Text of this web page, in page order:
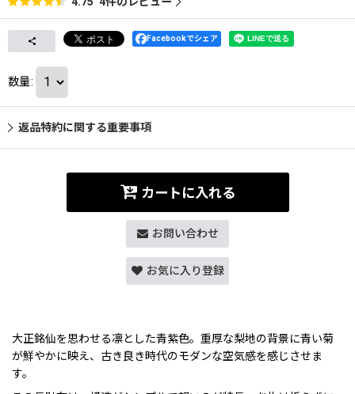
Facebookでシェア
数量:
返品特約に関する重要事項
カートに入れる
お問い合わせ
お気に入り登録
大正銘仙を思わせる凛とした青紫色。重厚な梨地の背景に青い菊
が鮮やかに映え、古き良き時代のモダンな空気感を感じさせま
す。